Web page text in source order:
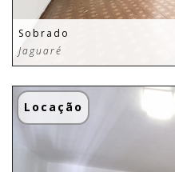
Sobrado
Jaguaré
Locação